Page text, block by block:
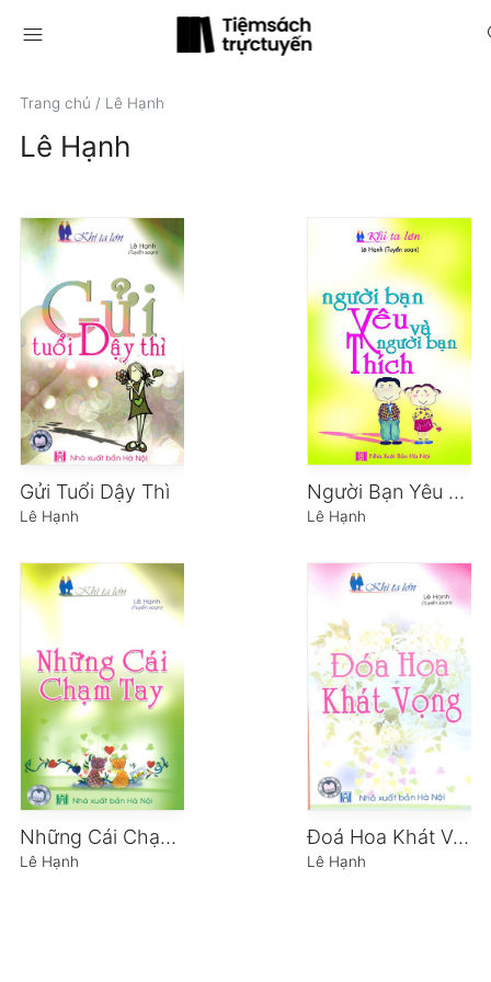
menu
Trang chủ / Lê Hạnh
Lê Hạnh
Gửi Tuổi Dậy Thì
Lê Hạnh
Người Bạn Yêu và Người Bạn Thích
Lê Hạnh
Những Cái Chạm Tay
Lê Hạnh
Đoá Hoa Khát Vọng
Lê Hạnh